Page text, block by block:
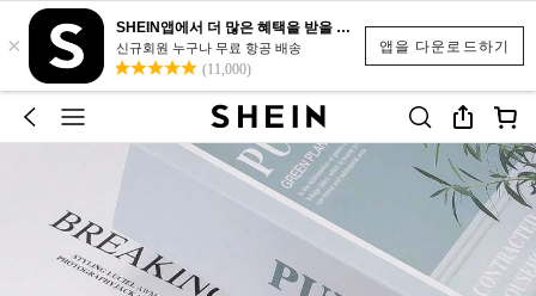
앱을 다운로드하기
×
SHEIN앱에서 더 많은 혜택을 받을 수 있어요.
신규회원 누구나 무료 항공 배송
(11,000)